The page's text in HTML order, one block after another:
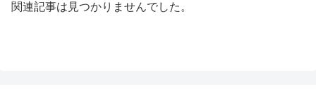
関連記事は見つかりませんでした。